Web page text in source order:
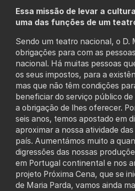
Essa missão de levar a
uma das funções de um
Sendo um teatro nacional, o D.
obrigações para com as
nacional. Há muitas pessoas
os seus impostos, para a
mas que não têm condições
beneficiar do serviço público
a obrigação de lhes oferecer.
seis anos, temos apostado em
aproximar a nossa atividade
país. Aumentámos muito a
digressões das nossas
em Portugal continental e nos
projeto Próxima Cena, que se
de Maria Parda, vamos ainda